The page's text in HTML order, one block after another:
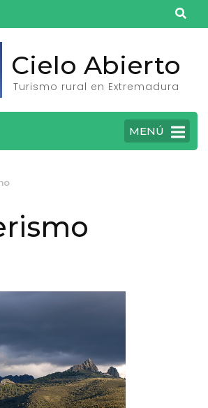
Cielo Abierto
Turismo rural en Extremadura
MENÚ